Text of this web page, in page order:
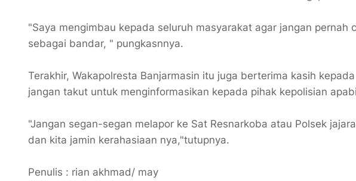
"Saya mengimbau kepada seluruh masyarakat agar jangan
sebagai bandar, " pungkasnnya.
Terakhir, Wakapolresta Banjarmasin itu juga berterima kasih
jangan takut untuk menginformasikan kepada pihak kepolisian
"Jangan segan-segan melapor ke Sat Resnarkoba atau Polsek
dan kita jamin kerahasiaan nya,"tutupnya.
Penulis : rian akhmad/ may